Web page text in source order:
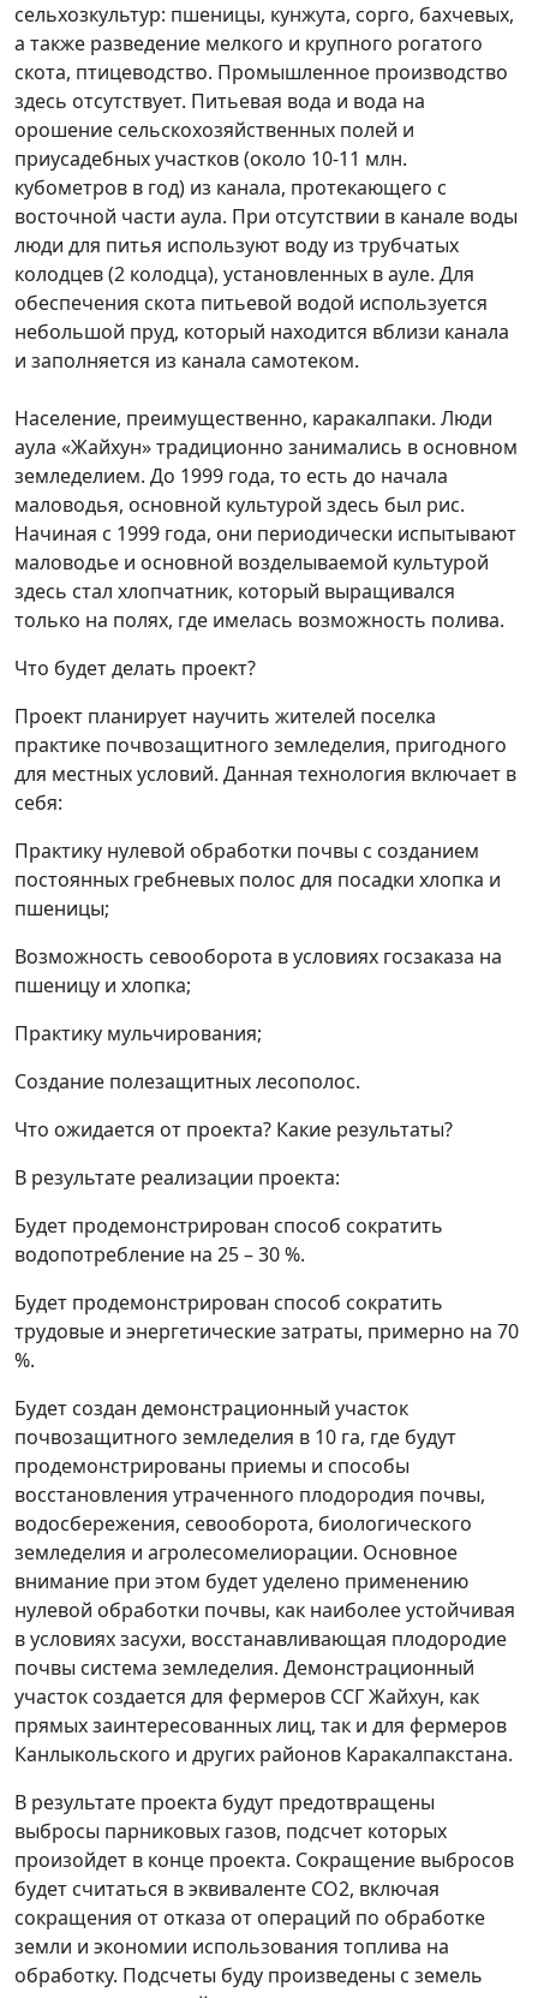
сельхозкультур: пшеницы, кунжута, сорго, бахчевых,
а также разведение мелкого и крупного рогатого
скота, птицеводство. Промышленное производство
здесь отсутствует. Питьевая вода и вода на
орошение сельскохозяйственных полей и
приусадебных участков (около 10-11 млн.
кубометров в год) из канала, протекающего с
восточной части аула. При отсутствии в канале воды
люди для питья используют воду из трубчатых
колодцев (2 колодца), установленных в ауле. Для
обеспечения скота питьевой водой используется
небольшой пруд, который находится вблизи канала
и заполняется из канала самотеком.
Население, преимущественно, каракалпаки. Люди
аула «Жайхун» традиционно занимались в основном
земледелием. До 1999 года, то есть до начала
маловодья, основной культурой здесь был рис.
Начиная с 1999 года, они периодически испытывают
маловодье и основной возделываемой культурой
здесь стал хлопчатник, который выращивался
только на полях, где имелась возможность полива.
Что будет делать проект?
Проект планирует научить жителей поселка
практике почвозащитного земледелия, пригодного
для местных условий. Данная технология включает в
себя:
Практику нулевой обработки почвы с созданием
постоянных гребневых полос для посадки хлопка и
пшеницы;
Возможность севооборота в условиях госзаказа на
пшеницу и хлопка;
Практику мульчирования;
Создание полезащитных лесополос.
Что ожидается от проекта? Какие результаты?
В результате реализации проекта:
Будет продемонстрирован способ сократить
водопотребление на 25 – 30 %.
Будет продемонстрирован способ сократить
трудовые и энергетические затраты, примерно на 70
%.
Будет создан демонстрационный участок
почвозащитного земледелия в 10 га, где будут
продемонстрированы приемы и способы
восстановления утраченного плодородия почвы,
водосбережения, севооборота, биологического
земледелия и агролесомелиорации. Основное
внимание при этом будет уделено применению
нулевой обработки почвы, как наиболее устойчивая
в условиях засухи, восстанавливающая плодородие
почвы система земледелия. Демонстрационный
участок создается для фермеров ССГ Жайхун, как
прямых заинтересованных лиц, так и для фермеров
Канлыкольского и других районов Каракалпакстана.
В результате проекта будут предотвращены
выбросы парниковых газов, подсчет которых
произойдет в конце проекта. Сокращение выбросов
будет считаться в эквиваленте СО2, включая
сокращения от отказа от операций по обработке
земли и экономии использования топлива на
обработку. Подсчеты буду произведены с земель